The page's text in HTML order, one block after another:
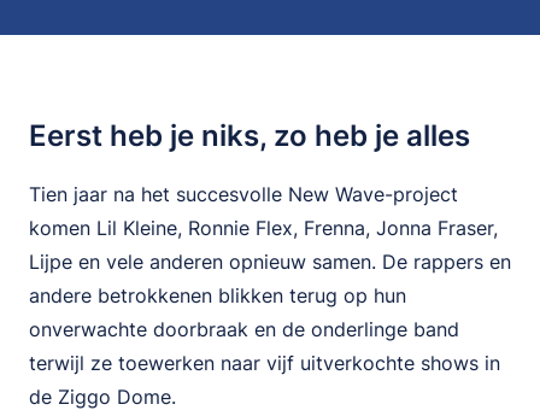
Eerst heb je niks, zo heb je alles
Tien jaar na het succesvolle New Wave-project
komen Lil Kleine, Ronnie Flex, Frenna, Jonna Fraser,
Lijpe en vele anderen opnieuw samen. De rappers en
andere betrokkenen blikken terug op hun
onverwachte doorbraak en de onderlinge band
terwijl ze toewerken naar vijf uitverkochte shows in
de Ziggo Dome.